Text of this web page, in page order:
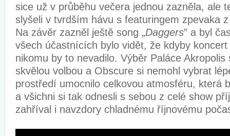
sice už v průběhu večera jednou zazněla, ale
slyšeli v tvrdším hávu s featuringem zpevaka
Na závěr zazněl ještě song „Daggers” a byl
všech účastnících bylo vidět, že kdyby
nikomu by to nevadilo. Výběr Paláce Akropolis
skvělou volbou a Obscure si nemohl vybrat
prostředí umocnilo celkovou atmosféru, která
a všichni si tak odnesli s sebou z celé show
zahříval i navzdory chladnému říjnovému